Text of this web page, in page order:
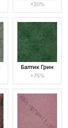
+20%
Балтик Грин
+75%